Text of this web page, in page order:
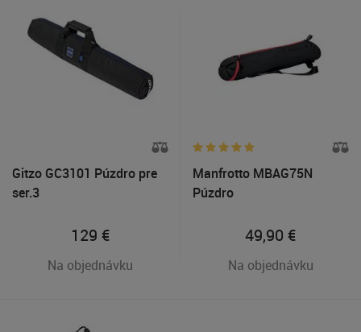
Gitzo GC3101 Púzdro pre
ser.3
129 €
Na objednávku
Manfrotto MBAG75N
Púzdro
49,90 €
Na objednávku